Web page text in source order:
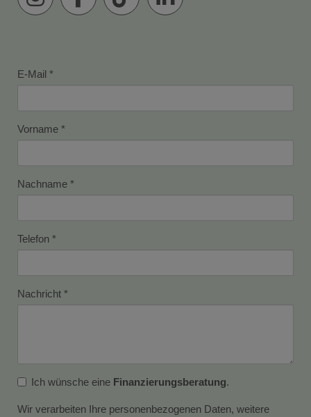
E-Mail
Vorname
Nachname
Telefon
Nachricht
Ich wünsche eine Finanzierungsberatung.
Wir verarbeiten Ihre personenbezogenen Daten, weitere